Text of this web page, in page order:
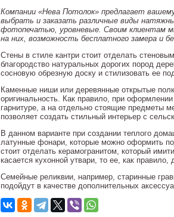
Компании «Нева Потолок» предлагает
выбрать и заказать различные виды
фотопечатью, уровневые. Своим клиентам
на них, возможность бесплатного замера и
Стены в стиле кантри стоит отделать
благородство натуральных дорогих пород
сосновую обрезную доску и стилизовать ее
Каменные ниши или деревянные открытые
оригинальность. Как правило, при
гарнитуре, а на отдельно стоящие предметы
позволяет создать стильный интерьер с
В данном варианте при создании теплого
латунные фонари, которые можно оформить
стоит отделать керамогранитом, который
касается кухонной утвари, то ее, как
Семейные реликвии, например, старинные
подойдут в качестве дополнительных